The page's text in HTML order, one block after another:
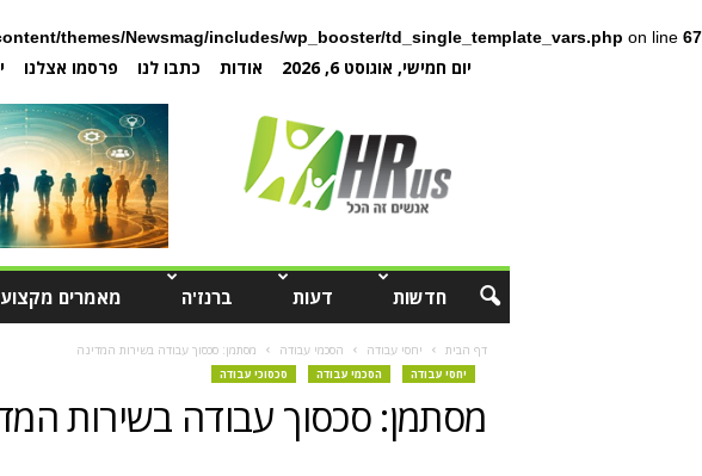
themes/Newsmag/includes/wp_booster/td_single_template_vars.php on line 67
יום חמישי, אוגוסט 6, 2026 אודות כתבו לנו פרסמו אצלנו
חדשות דעות ברנז'ה מאמרים
דף הבית יחסי עבודה הסכמי עבודה מסתמן: סכסוך עבודה בשירות המדינה
יחסי עבודה הסכמי עבודה סכסוכי עבודה
מסתמן: סכסוך עבודה בשירות